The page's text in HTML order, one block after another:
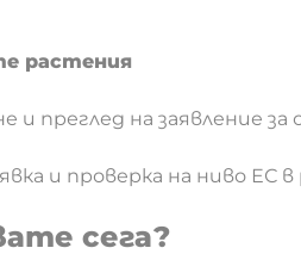
растения
и преглед на заявление
и проверка на ниво ЕС в
сега?